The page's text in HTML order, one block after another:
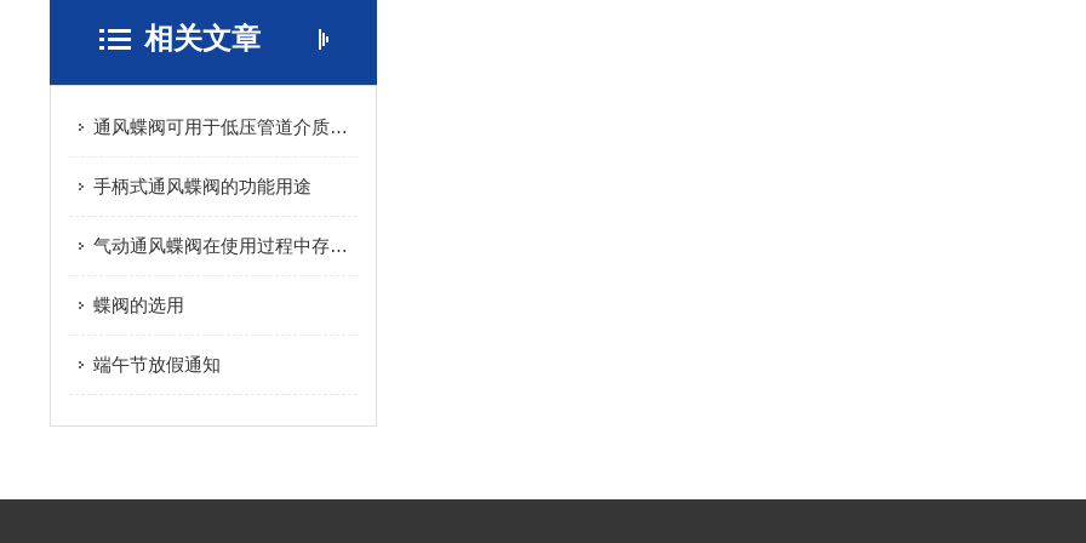
相关文章
通风蝶阀可用于低压管道介质的开关控制
手柄式通风蝶阀的功能用途
气动通风蝶阀在使用过程中存在哪些问题
蝶阀的选用
端午节放假通知